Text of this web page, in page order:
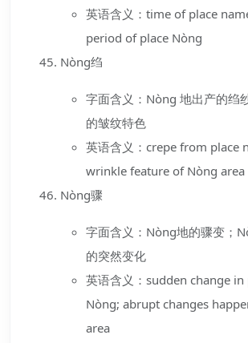
英语含义：time of place
period of place Nòng
Nòng绉
字面含义：Nòng 地出产的绉
的皱纹特色
英语含义：crepe from place
wrinkle feature of Nòng area
Nòng骤
字面含义：Nòng地的骤变；
的突然变化
英语含义：sudden change in
Nòng; abrupt changes
area